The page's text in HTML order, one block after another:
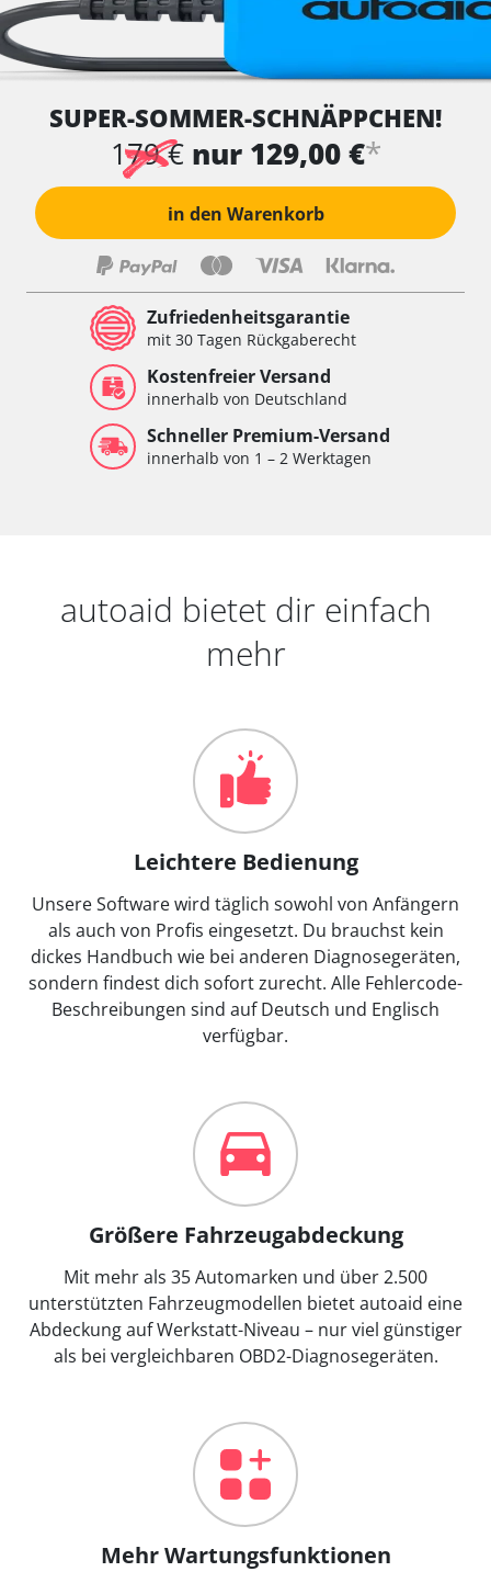
SUPER-SOMMER-SCHNÄPPCHEN!
179 € nur 129,00 €*
in den Warenkorb
Zufriedenheitsgarantie
mit 30 Tagen Rückgaberecht
Kostenfreier Versand
innerhalb von Deutschland
Schneller Premium-Versand
innerhalb von 1 – 2 Werktagen
autoaid bietet dir einfach
mehr
Leichtere Bedienung
Unsere Software wird täglich sowohl von Anfängern
als auch von Profis eingesetzt. Du brauchst kein
dickes Handbuch wie bei anderen Diagnosegeräten,
sondern findest dich sofort zurecht. Alle Fehlercode-
Beschreibungen sind auf Deutsch und Englisch
verfügbar.
Größere Fahrzeugabdeckung
Mit mehr als 35 Automarken und über 2.500
unterstützten Fahrzeugmodellen bietet autoaid eine
Abdeckung auf Werkstatt-Niveau – nur viel günstiger
als bei vergleichbaren OBD2-Diagnosegeräten.
Mehr Wartungsfunktionen